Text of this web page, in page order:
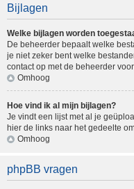
Bijlagen
Welke bijlagen worden
De beheerder bepaalt welke
je niet zeker bent welke
contact op met de beheerder
Omhoog
Hoe vind ik al mijn bijlagen?
Je vindt een lijst met al je
hier de links naar het gedeelte
Omhoog
phpBB vragen